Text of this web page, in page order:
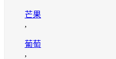
芒果
,
葡萄
,